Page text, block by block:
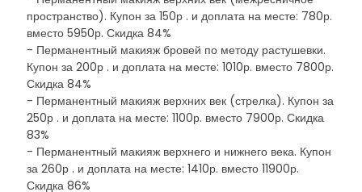
пространство). Купон за 150р . и доплата на месте: 780р.
вместо 5950р. Скидка 84%
- Перманентный макияж бровей по методу растушевки.
Купон за 200р . и доплата на месте: 1010р. вместо 7800р.
Скидка 84%
- Перманентный макияж верхних век (стрелка). Купон за
250р . и доплата на месте: 1100р. вместо 7900р. Скидка
83%
- Перманентный макияж верхнего и нижнего века. Купон
за 260р . и доплата на месте: 1410р. вместо 11900р.
Скидка 86%